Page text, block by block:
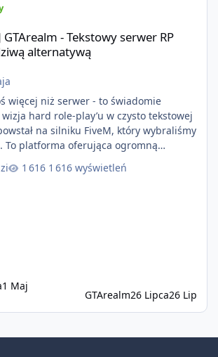
- Tekstowy serwer RP
alternatywą
więcej niż serwer - to świadomie
hard role-play’u w czysto tekstowej
na silniku FiveM, który wybraliśmy
To platforma oferująca ogromną
szybszy rozwój systemów niż w
rozwiązań. Usprawniona
1 616 wyświetleń
1 Maj
GTArealm26 Lipca26 Lip